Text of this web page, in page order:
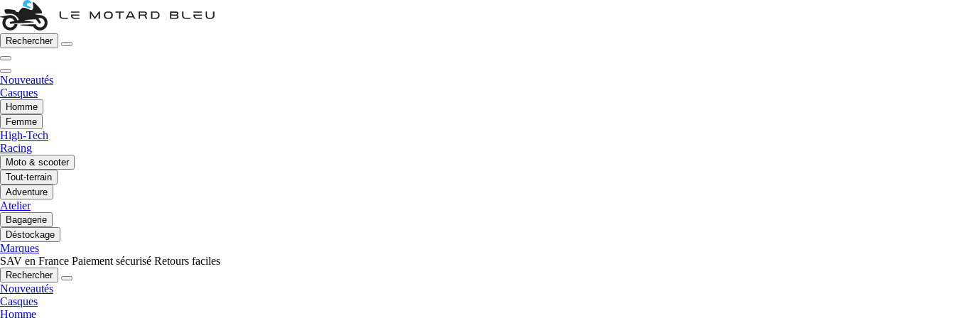
Rechercher
Nouveautés
Casques
Homme
Femme
High-Tech
Racing
Moto & scooter
Tout-terrain
Adventure
Atelier
Bagagerie
Déstockage
Marques
SAV en France Paiement sécurisé Retours faciles
Rechercher
Nouveautés
Casques
Homme